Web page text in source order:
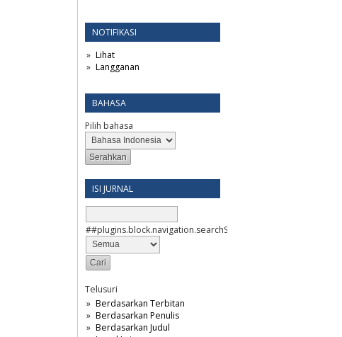
NOTIFIKASI
Lihat
Langganan
BAHASA
Pilih bahasa
ISI JURNAL
##plugins.block.navigation.searchScope##
Telusuri
Berdasarkan Terbitan
Berdasarkan Penulis
Berdasarkan Judul